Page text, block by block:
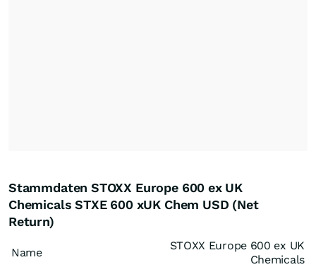
Stammdaten STOXX Europe 600 ex UK
Chemicals STXE 600 xUK Chem USD (Net
Return)
Name
STOXX Europe 600 ex UK
Chemicals